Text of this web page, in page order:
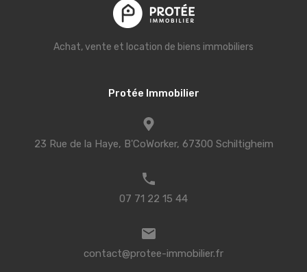
Achat, vente et location de biens immobiliers
Protée Immobilier
23 Rue de la Haye, B'CoWorker, 67300 Schiltigheim
07 71 22 15 44
contact@protee-immobilier.fr